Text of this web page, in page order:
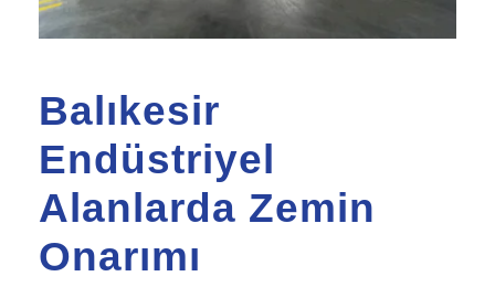
Balıkesir
Endüstriyel
Alanlarda Zemin
Onarımı